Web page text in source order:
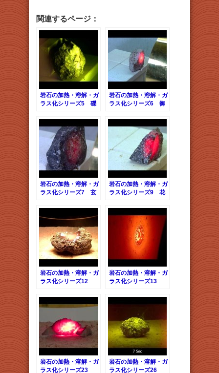
関連するページ：
岩石の加熱・溶解・ガ
ラス化シリーズ5 礫
岩石の加熱・溶解・ガ
ラス化シリーズ6 御
岩石の加熱・溶解・ガ
ラス化シリーズ7 玄
岩石の加熱・溶解・ガ
ラス化シリーズ9 花
岩石の加熱・溶解・ガ
ラス化シリーズ12
岩石の加熱・溶解・ガ
ラス化シリーズ13
岩石の加熱・溶解・ガ
ラス化シリーズ23
岩石の加熱・溶解・ガ
ラス化シリーズ26